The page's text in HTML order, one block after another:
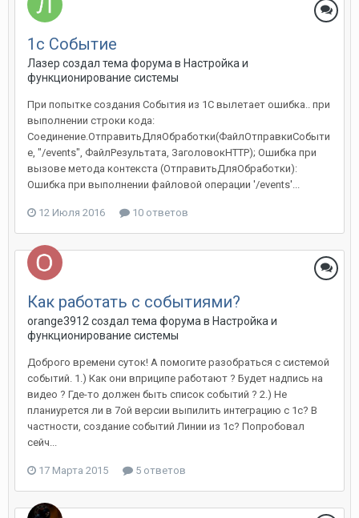
1с Событие
Лазер создал тема форума в Настройка и
функционирование системы
При попытке создания События из 1С вылетает ошибка.. при
выполнении строки кода:
Соединение.ОтправитьДляОбработки(ФайлОтправкиСобыти
е, "/events", ФайлРезультата, ЗаголовокHTTP); Ошибка при
вызове метода контекста (ОтправитьДляОбработки):
Ошибка при выполнении файловой операции '/events'...
12 Июля 2016 10 ответов
Как работать с событиями?
orange3912 создал тема форума в Настройка и
функционирование системы
Доброго времени суток! А помогите разобраться с системой
событий. 1.) Как они вприципе работают ? Будет надпись на
видео ? Где-то должен быть список событий ? 2.) Не
планиурется ли в 7ой версии выпилить интеграцию с 1с? В
частности, создание событий Линии из 1с? Попробовал
сейч...
17 Марта 2015 5 ответов